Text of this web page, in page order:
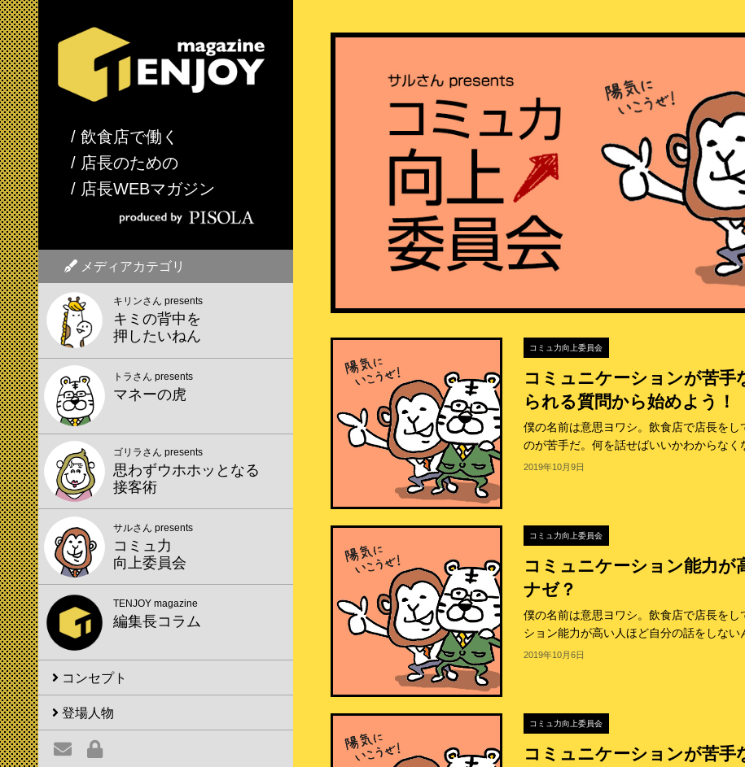
/ 飲食店で働く
/ 店長のための
/ 店長WEBマガジン
メディアカテゴリ
キリンさん presents
キミの背中を
押したいねん
トラさん presents
マネーの虎
ゴリラさん presents
思わずウホホッとなる
接客術
サルさん presents
コミュ力
向上委員会
TENJOY magazine
編集長コラム
コンセプト
登場人物
コミュ力向上委員会
コミュニケーションが苦手
られる質問から始めよう！
僕の名前は意思ヨワシ。飲食店で店長を
のが苦手だ。何を話せばいいかわからな
2019年10月9日
コミュ力向上委員会
コミュニケーション能力が
ナゼ？
僕の名前は意思ヨワシ。飲食店で店長を
ション能力が高い人ほど自分の話をしな
2019年10月6日
コミュ力向上委員会
コミュニケーションが苦手